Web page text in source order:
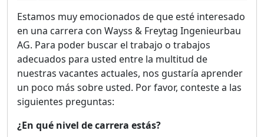
Estamos muy emocionados de que esté interesado
en una carrera con Wayss & Freytag Ingenieurbau
AG. Para poder buscar el trabajo o trabajos
adecuados para usted entre la multitud de
nuestras vacantes actuales, nos gustaría aprender
un poco más sobre usted. Por favor, conteste a las
siguientes preguntas:
¿En qué nivel de carrera estás?